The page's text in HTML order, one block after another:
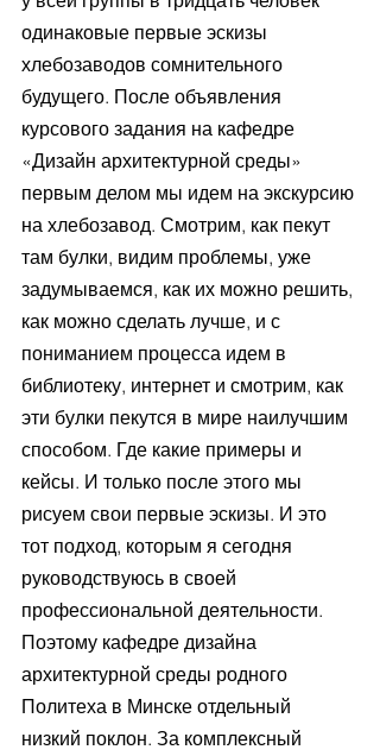
одинаковые первые эскизы
хлебозаводов сомнительного
будущего. После объявления
курсового задания на кафедре
«Дизайн архитектурной среды»
первым делом мы идем на экскурсию
на хлебозавод. Смотрим, как пекут
там булки, видим проблемы, уже
задумываемся, как их можно решить,
как можно сделать лучше, и с
пониманием процесса идем в
библиотеку, интернет и смотрим, как
эти булки пекутся в мире наилучшим
способом. Где какие примеры и
кейсы. И только после этого мы
рисуем свои первые эскизы. И это
тот подход, которым я сегодня
руководствуюсь в своей
профессиональной деятельности.
Поэтому кафедре дизайна
архитектурной среды родного
Политеха в Минске отдельный
низкий поклон. За комплексный